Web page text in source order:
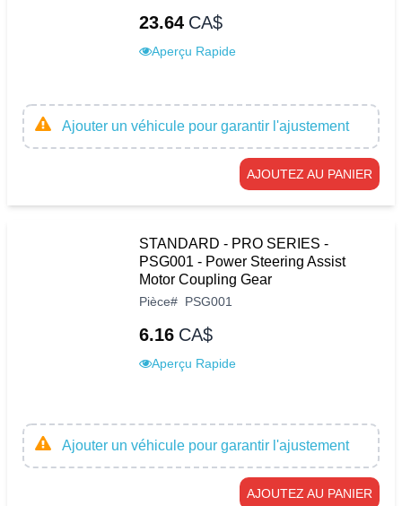
23.64 CA$
Aperçu Rapide
Ajouter un véhicule pour garantir l'ajustement
AJOUTEZ AU PANIER
STANDARD - PRO SERIES -
PSG001 - Power Steering Assist
Motor Coupling Gear
Pièce# PSG001
6.16 CA$
Aperçu Rapide
Ajouter un véhicule pour garantir l'ajustement
AJOUTEZ AU PANIER